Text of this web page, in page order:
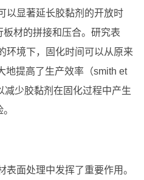
以显著延长胶黏剂的开放时
材的拼接和压合。研究表
环境下，固化时间可以从原来
地提高了生产效率（smith et
减少胶黏剂在固化过程中产生
表面处理中发挥了重要作用。